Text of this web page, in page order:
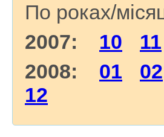
По роках/
2007: 10 11
2008: 01 02
12